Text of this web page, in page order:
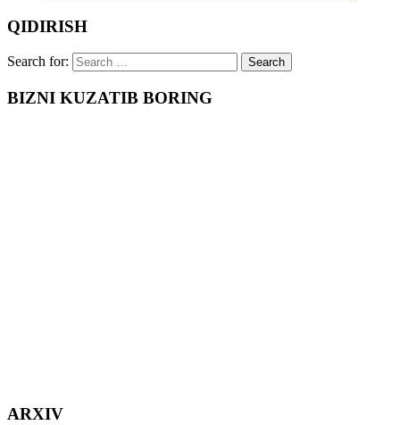
QIDIRISH
Search for:
BIZNI KUZATIB BORING
ARXIV